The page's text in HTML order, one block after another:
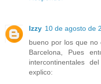
Izzy 10 de agosto de
bueno por los que no
Barcelona, Pues
intercontinentales
explico: